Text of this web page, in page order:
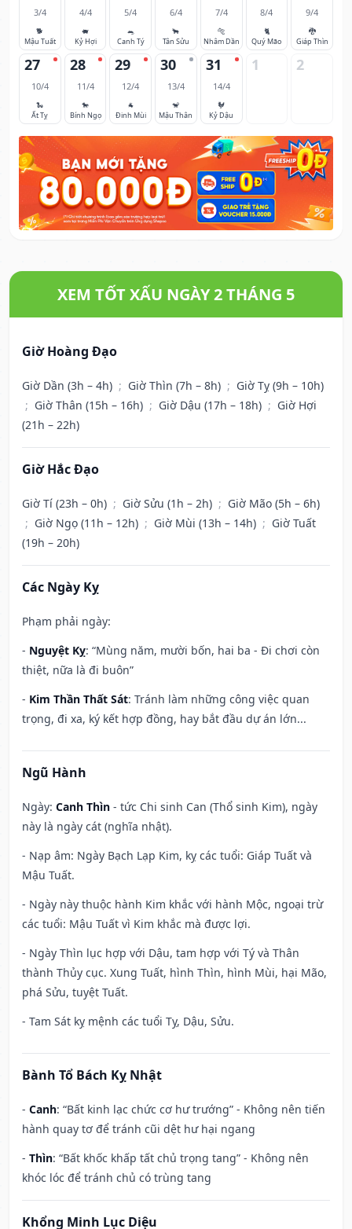
3/4
🐕
Mậu Tuất
4/4
🐖
Kỷ Hợi
5/4
🐀
Canh Tý
6/4
🐂
Tân Sửu
7/4
🐅
Nhâm Dần
8/4
🐈
Quý Mão
9/4
🐉
Giáp Thìn
27
10/4
🐍
Ất Tỵ
28
11/4
🐎
Bính Ngọ
29
12/4
🐐
Đinh Mùi
30
13/4
🐒
Mậu Thân
31
14/4
🐓
Kỷ Dậu
1 2
XEM TỐT XẤU NGÀY 2 THÁNG 5
Giờ Hoàng Đạo
Giờ Dần (3h – 4h) ; Giờ Thìn (7h – 8h) ; Giờ Tỵ (9h – 10h)
; Giờ Thân (15h – 16h) ; Giờ Dậu (17h – 18h) ; Giờ Hợi
(21h – 22h)
Giờ Hắc Đạo
Giờ Tí (23h – 0h) ; Giờ Sửu (1h – 2h) ; Giờ Mão (5h – 6h)
; Giờ Ngọ (11h – 12h) ; Giờ Mùi (13h – 14h) ; Giờ Tuất
(19h – 20h)
Các Ngày Kỵ
Phạm phải ngày:
- Nguyệt Kỵ: “Mùng năm, mười bốn, hai ba - Đi chơi còn
thiệt, nữa là đi buôn”
- Kim Thần Thất Sát: Tránh làm những công việc quan
trọng, đi xa, ký kết hợp đồng, hay bắt đầu dự án lớn...
Ngũ Hành
Ngày: Canh Thìn - tức Chi sinh Can (Thổ sinh Kim), ngày
này là ngày cát (nghĩa nhật).
- Nạp âm: Ngày Bạch Lạp Kim, kỵ các tuổi: Giáp Tuất và
Mậu Tuất.
- Ngày này thuộc hành Kim khắc với hành Mộc, ngoại trừ
các tuổi: Mậu Tuất vì Kim khắc mà được lợi.
- Ngày Thìn lục hợp với Dậu, tam hợp với Tý và Thân
thành Thủy cục. Xung Tuất, hình Thìn, hình Mùi, hại Mão,
phá Sửu, tuyệt Tuất.
- Tam Sát kỵ mệnh các tuổi Tỵ, Dậu, Sửu.
Bành Tổ Bách Kỵ Nhật
- Canh: “Bất kinh lạc chức cơ hư trướng” - Không nên tiến
hành quay tơ để tránh cũi dệt hư hại ngang
- Thìn: “Bất khốc khấp tất chủ trọng tang” - Không nên
khóc lóc để tránh chủ có trùng tang
Khổng Minh Lục Diệu